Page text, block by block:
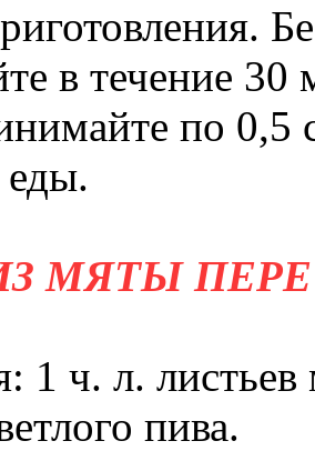
в течение 30
по 0,5
МЯТЫ
1 ч. л.
пива.